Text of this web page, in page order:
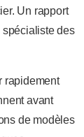
Un rapport
spécialiste des
rapidement
avant
de modèles